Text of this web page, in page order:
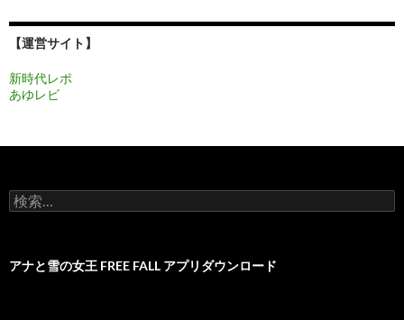
ョ
ン
【運営サイト】
新時代レポ
あゆレビ
検
索:
アナと雪の女王 FREE FALL アプリダウンロード